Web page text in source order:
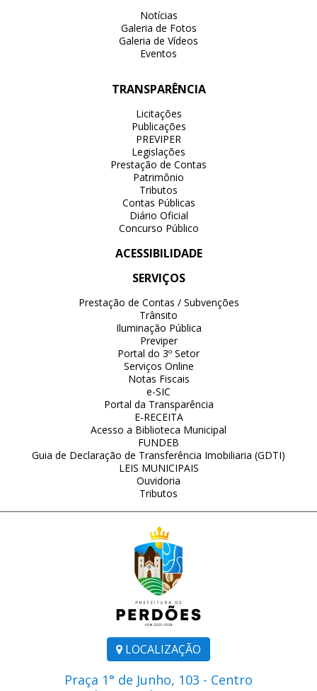
LOCALIZAÇÃO
Praça 1° de Junho, 103 - Centro
Notícias
Galeria de Fotos
Galeria de Vídeos
Eventos
TRANSPARÊNCIA
Licitações
Publicações
PREVIPER
Legislações
Prestação de Contas
Patrimônio
Tributos
Contas Públicas
Diário Oficial
Concurso Público
ACESSIBILIDADE
SERVIÇOS
Prestação de Contas / Subvenções
Trânsito
Iluminação Pública
Previper
Portal do 3º Setor
Serviços Online
Notas Fiscais
e-SIC
Portal da Transparência
E-RECEITA
Acesso a Biblioteca Municipal
FUNDEB
Guia de Declaração de Transferência Imobiliaria (GDTI)
LEIS MUNICIPAIS
Ouvidoria
Tributos